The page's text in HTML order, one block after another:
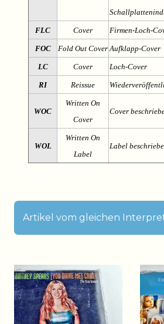
FLC Cover Firmen-Loch-
FOC Fold Out Cover Aufklapp-Cover
LC Cover Loch-Cover
RI Reissue
WOC
Written On
Cover
Cover
WOL
Written On
Label
Label
Artikel vom gleichen